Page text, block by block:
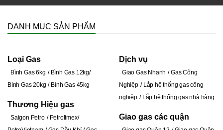
DANH MỤC SẢN PHẨM
Loại Gas
Bình Gas 6kg
Bình Gas 12kg
Bình Gas 20kg
Bình Gas 45kg
Thương Hiệu gas
Saigon Petro
Petrolimex
Dịch vụ
Giao Gas Nhanh
Gas Công
Nghiệp
Lắp hệ thống gas công
nghiệp
Lắp hệ thống gas nhà hàng
Giao gas các quận